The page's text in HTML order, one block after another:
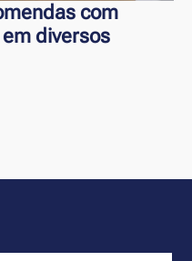
com
diversos